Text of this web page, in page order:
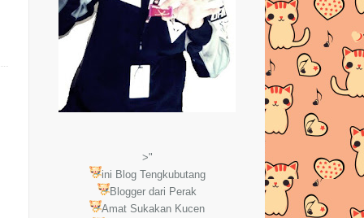
>"
ini Blog Tengkubutang
Blogger dari Perak
Amat Sukakan Kucen